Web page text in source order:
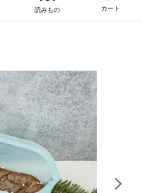
読みもの カート